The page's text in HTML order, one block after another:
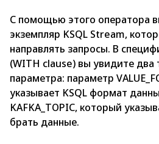
С помощью этого оператора
экземпляр KSQL Streаm,
направлять запросы. В
(WITH сlаuse) вы увидите
параметра: параметр
указывает KSQL формат
KАFKА_TОРIС, который
брать данные.